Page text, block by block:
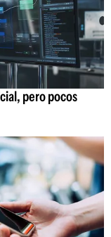
pero pocos